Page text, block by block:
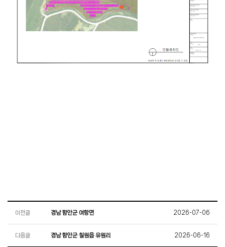
이전글 경남 함안군 여항면 2026-07-06
다음글 경남 함안군 칠원읍 유원리 2026-06-16